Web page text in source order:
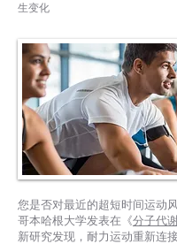
生变化
您是否对最近的超短时间运动
哥本哈根大学发表在 《分子代谢
新研究发现，耐力运动重新连